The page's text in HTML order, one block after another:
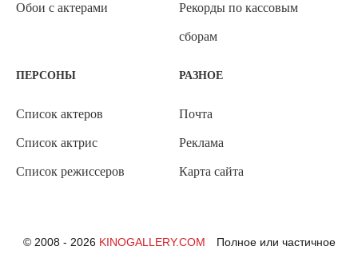
Обои с актерами Рекорды по кассовым
сборам
ПЕРСОНЫ
Список актеров
Список актрис
Список режиссеров
РАЗНОЕ
Почта
Реклама
Карта сайта
© 2008 - 2026 KINOGALLERY.COM
Полное или частичное